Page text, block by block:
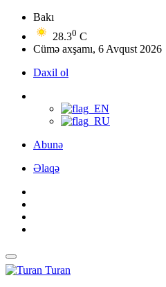
Bakı
28.30 C
Cümə axşamı, 6 Avqust 2026
Daxil ol
Abunə
Əlaqə
Turan